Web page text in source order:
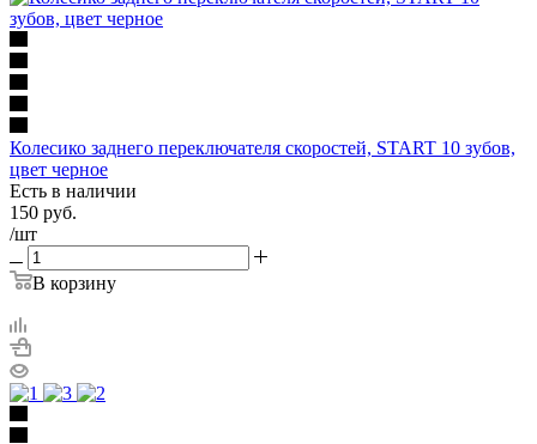
Колесико заднего переключателя скоростей, START 10 зубов,
цвет черное
Есть в наличии
150 руб.
/шт
В корзину